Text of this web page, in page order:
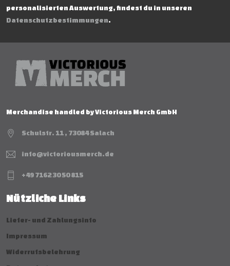
personalisierten Auswertung, findest du in unseren
Datenschutzbestimmungen.
Merchandise handled by Victorious Merch GmbH
Schulstr. 11 , 73084 Salach
info@victoriousmerch.de
+49 7162 30 50 815
Nützliche Links
Liefer- und Zahlungsinfo
Impressum
Widerrufsbelehrung